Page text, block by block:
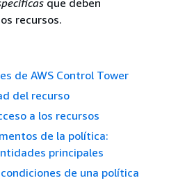
que deben
recursos.
de AWS Control Tower
del recurso
a los recursos
de la política:
principales
de una política